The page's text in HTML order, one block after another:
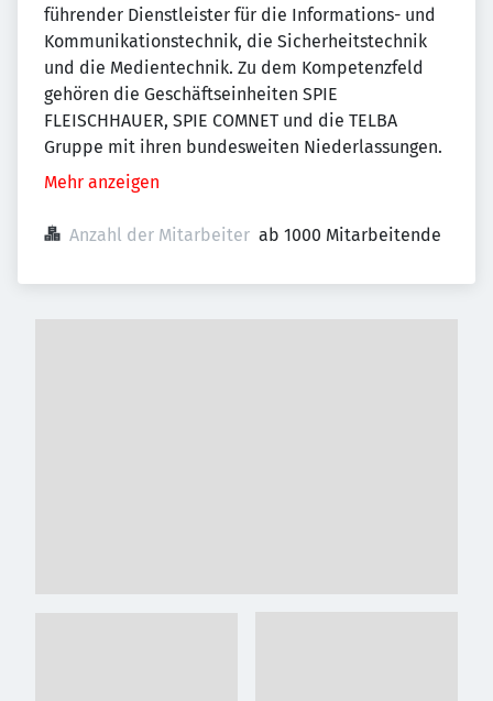
führender Dienstleister für die Informations- und
Kommunikationstechnik, die Sicherheitstechnik
und die Medientechnik. Zu dem Kompetenzfeld
gehören die Geschäftseinheiten SPIE
FLEISCHHAUER, SPIE COMNET und die TELBA
Gruppe mit ihren bundesweiten Niederlassungen.
Mehr anzeigen
Anzahl der Mitarbeiter ab 1000 Mitarbeitende